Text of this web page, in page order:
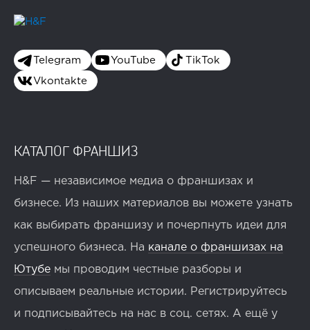
Telegram YouTube TikTok
Vkontakte
КАТАЛОГ ФРАНШИЗ
H&F — независимое медиа о франшизах и
бизнесе. Из наших материалов вы можете узнать
как выбирать франшизу и почерпнуть идеи для
успешного бизнеса. На канале о франшизах на
Ютубе мы проводим честные разборы и
описываем реальные истории. Регистрируйтесь
и подписывайтесь на нас в соц. сетях. А ещё у